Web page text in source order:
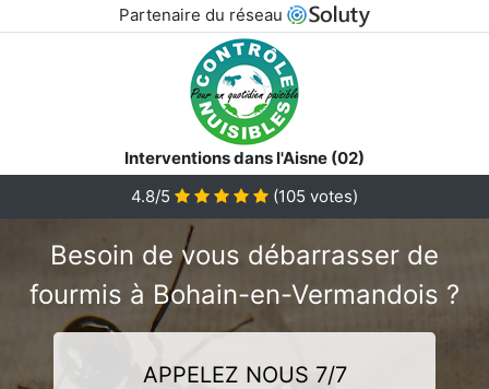
Partenaire du réseau
Interventions dans l'Aisne (02)
4.8/5 (105 votes)
Besoin de vous débarrasser de
fourmis à Bohain-en-Vermandois ?
APPELEZ NOUS 7/7